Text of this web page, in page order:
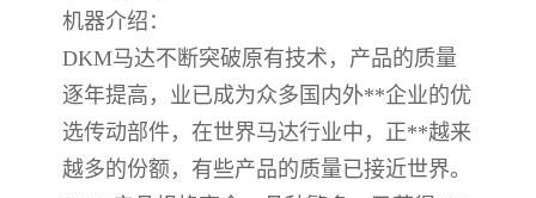
机器介绍：
DKM马达不断突破原有技术，产品的质量
逐年提高，业已成为众多国内外**企业的优
选传动部件，在世界马达行业中，正**越来
越多的份额，有些产品的质量已接近世界。